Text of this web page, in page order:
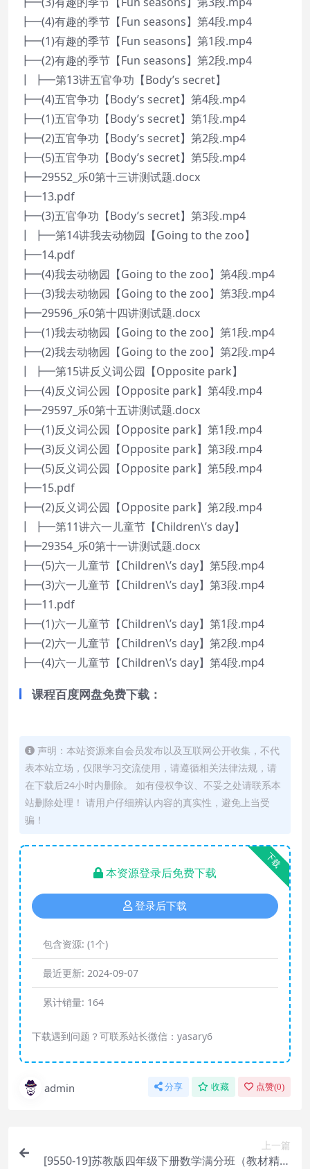
┣━(4)有趣的季节【Fun seasons】第4段.mp4
┣━(1)有趣的季节【Fun seasons】第1段.mp4
┣━(2)有趣的季节【Fun seasons】第2段.mp4
┃ ┣━第13讲五官争功【Body’s secret】
┣━(4)五官争功【Body’s secret】第4段.mp4
┣━(1)五官争功【Body’s secret】第1段.mp4
┣━(2)五官争功【Body’s secret】第2段.mp4
┣━(5)五官争功【Body’s secret】第5段.mp4
┣━29552_乐0第十三讲测试题.docx
┣━13.pdf
┣━(3)五官争功【Body’s secret】第3段.mp4
┃ ┣━第14讲我去动物园【Going to the zoo】
┣━14.pdf
┣━(4)我去动物园【Going to the zoo】第4段.mp4
┣━(3)我去动物园【Going to the zoo】第3段.mp4
┣━29596_乐0第十四讲测试题.docx
┣━(1)我去动物园【Going to the zoo】第1段.mp4
┣━(2)我去动物园【Going to the zoo】第2段.mp4
┃ ┣━第15讲反义词公园【Opposite park】
┣━(4)反义词公园【Opposite park】第4段.mp4
┣━29597_乐0第十五讲测试题.docx
┣━(1)反义词公园【Opposite park】第1段.mp4
┣━(3)反义词公园【Opposite park】第3段.mp4
┣━(5)反义词公园【Opposite park】第5段.mp4
┣━15.pdf
┣━(2)反义词公园【Opposite park】第2段.mp4
┃ ┣━第11讲六一儿童节【Children\’s day】
┣━29354_乐0第十一讲测试题.docx
┣━(5)六一儿童节【Children\’s day】第5段.mp4
┣━(3)六一儿童节【Children\’s day】第3段.mp4
┣━11.pdf
┣━(1)六一儿童节【Children\’s day】第1段.mp4
┣━(2)六一儿童节【Children\’s day】第2段.mp4
┣━(4)六一儿童节【Children\’s day】第4段.mp4
课程百度网盘免费下载：
声明：本站资源来自会员发布以及互联网公开收集，不代
表本站立场，仅限学习交流使用，请遵循相关法律法规，请
在下载后24小时内删除。 如有侵权争议、不妥之处请联系本
站删除处理！ 请用户仔细辨认内容的真实性，避免上当受
骗！
下载
本资源登录后免费下载
登录后下载
包含资源: (1个)
最近更新: 2024-09-07
累计销量: 164
下载遇到问题？可联系站长微信：yasary6
admin 分享 收藏 点赞(0)
上一篇
[9550-19]苏教版四年级下册数学满分班（教材精讲